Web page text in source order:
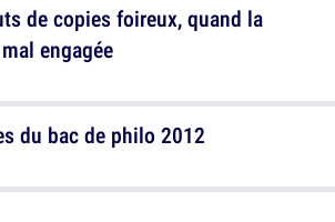
du bac de philo 2012
de copies foireux, quand la
engagée